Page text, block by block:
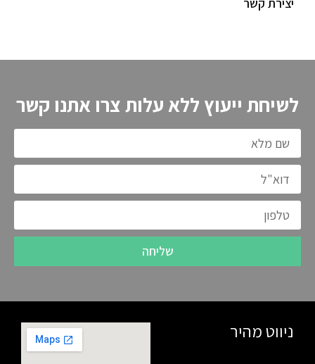
יצירת קשר
לשיחת ייעוץ ללא עלות צרו אתנו קשר
שליחה
ניווט מהיר